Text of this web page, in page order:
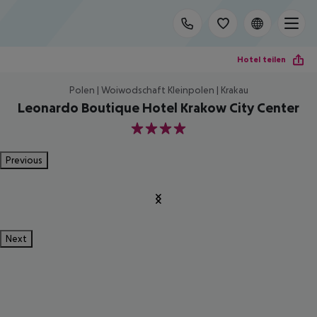
Hotel teilen
Polen | Woiwodschaft Kleinpolen | Krakau
Leonardo Boutique Hotel Krakow City Center
4
Previous
Next